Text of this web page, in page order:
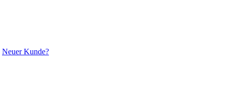
Neuer Kunde?